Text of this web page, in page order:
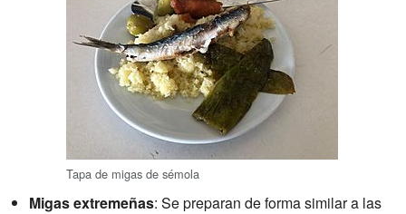
Tapa de migas de sémola
Migas extremeñas: Se preparan de forma similar a las